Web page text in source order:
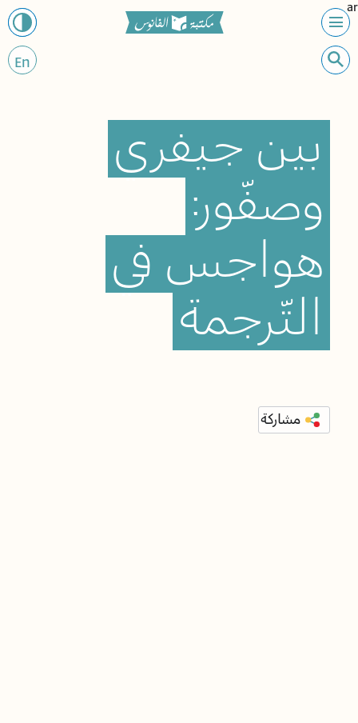
ar
En
بين جيفري
وصفّور:
هواجس في
التّرجمة
مشاركة